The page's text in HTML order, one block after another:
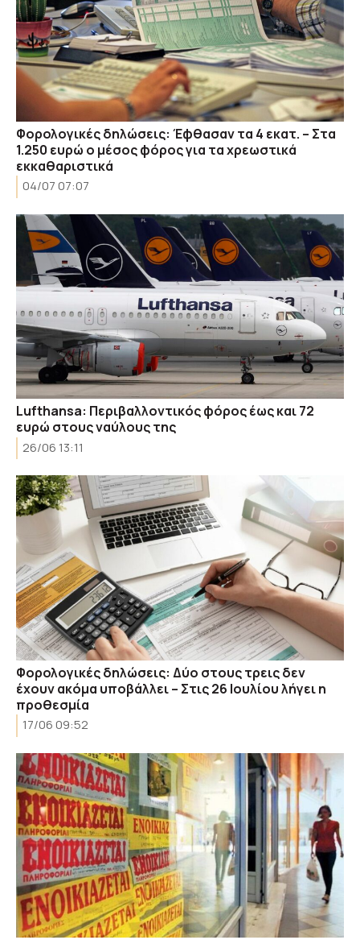
Φορολογικές δηλώσεις: Έφθασαν τα 4 εκατ. – Στα
1.250 ευρώ ο μέσος φόρος για τα χρεωστικά
εκκαθαριστικά
04/07 07:07
Lufthansa: Περιβαλλοντικός φόρος έως και 72
ευρώ στους ναύλους της
26/06 13:11
Φορολογικές δηλώσεις: Δύο στους τρεις δεν
έχουν ακόμα υποβάλλει – Στις 26 Ιουλίου λήγει η
προθεσμία
17/06 09:52